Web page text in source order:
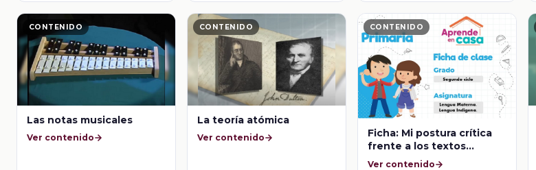
CONTENIDO
Las notas musicales
Ver contenido
CONTENIDO
La teoría atómica
Ver contenido
CONTENIDO
Ficha: Mi postura crítica
frente a los textos
publicitarios I
Ver contenido